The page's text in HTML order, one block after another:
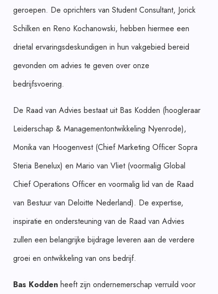
geroepen. De oprichters van Student Consultant, Jorick
Schilken en Reno Kochanowski, hebben hiermee een
drietal ervaringsdeskundigen in hun vakgebied bereid
gevonden om advies te geven over onze
bedrijfsvoering.
De Raad van Advies bestaat uit Bas Kodden (hoogleraar
Leiderschap & Managementontwikkeling Nyenrode),
Monika van Hoogenvest (Chief Marketing Officer Sopra
Steria Benelux) en Mario van Vliet (voormalig Global
Chief Operations Officer en voormalig lid van de Raad
van Bestuur van Deloitte Nederland). De expertise,
inspiratie en ondersteuning van de Raad van Advies
zullen een belangrijke bijdrage leveren aan de verdere
groei en ontwikkeling van ons bedrijf.
Bas Kodden heeft zijn ondernemerschap verruild voor